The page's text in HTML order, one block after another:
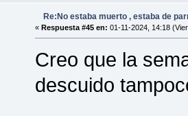
Re:No estaba muerto , estaba de
« Respuesta #45 en: 01-11-2024, 14:18
Creo que la
descuido